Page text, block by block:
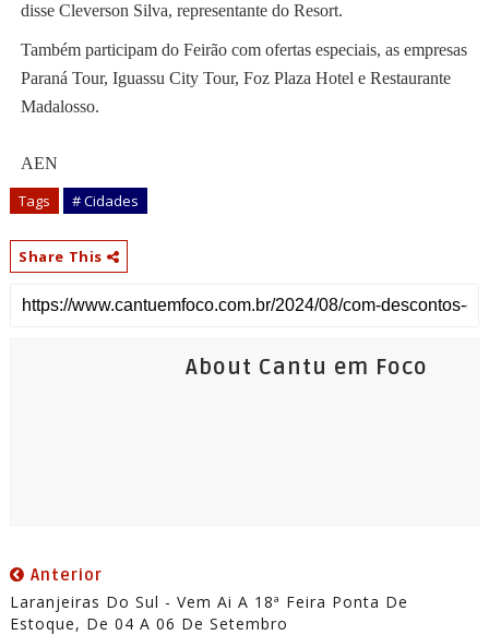
disse Cleverson Silva, representante do Resort.
Também participam do Feirão com ofertas especiais, as empresas
Paraná Tour, Iguassu City Tour, Foz Plaza Hotel e Restaurante
Madalosso.
AEN
Tags # Cidades
Share This
About Cantu em Foco
Anterior
Laranjeiras Do Sul - Vem Ai A 18ª Feira Ponta De
Estoque, De 04 A 06 De Setembro